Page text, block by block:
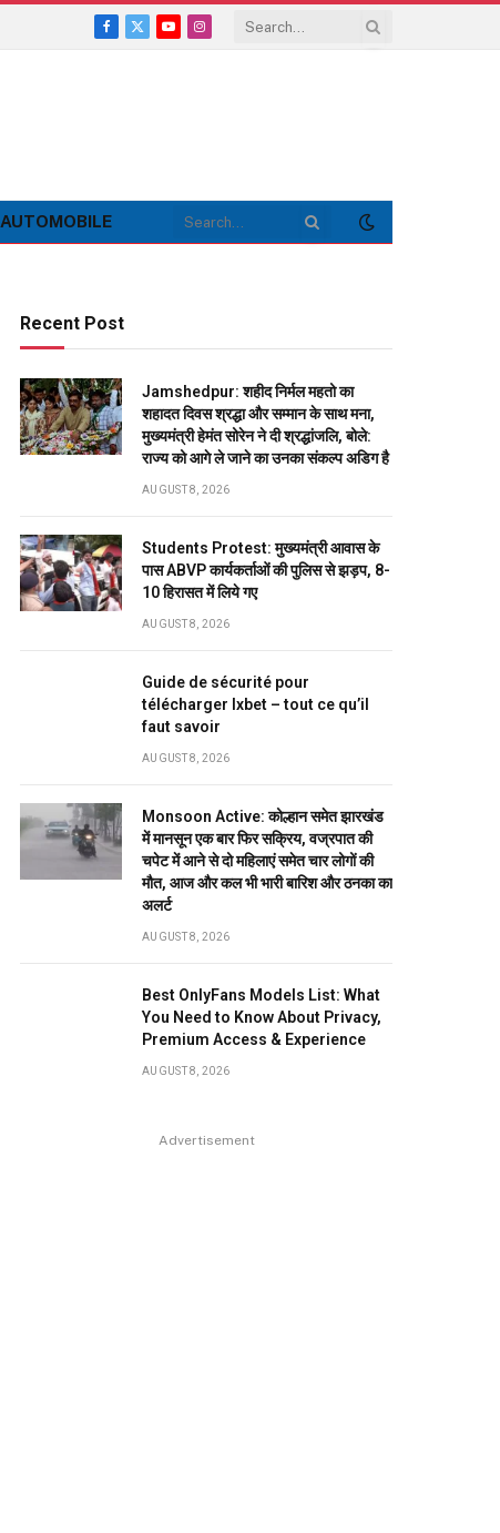
Facebook
X
YouTubeInstagram
AUTOMOBILE
Recent Post
Jamshedpur: शहीद निर्मल महतो का
शहादत दिवस श्रद्धा और सम्मान के साथ मना,
मुख्यमंत्री हेमंत सोरेन ने दी श्रद्धांजलि, बोले:
राज्य को आगे ले जाने का उनका संकल्प अडिग है
AUGUST 8, 2026
Students Protest: मुख्यमंत्री आवास के
पास ABVP कार्यकर्ताओं की पुलिस से झड़प, 8-
10 हिरासत में लिये गए
AUGUST 8, 2026
Guide de sécurité pour
télécharger Ixbet – tout ce qu’il
faut savoir
AUGUST 8, 2026
Monsoon Active: कोल्हान समेत झारखंड
में मानसून एक बार फिर सक्रिय, वज्रपात की
चपेट में आने से दो महिलाएं समेत चार लोगों की
मौत, आज और कल भी भारी बारिश और ठनका का
अलर्ट
AUGUST 8, 2026
Best OnlyFans Models List: What
You Need to Know About Privacy,
Premium Access & Experience
AUGUST 8, 2026
Advertisement